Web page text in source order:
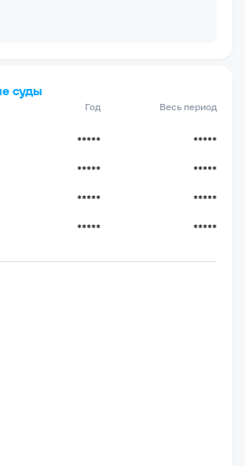
суды
Год Весь период
***** *****
***** *****
***** *****
***** *****